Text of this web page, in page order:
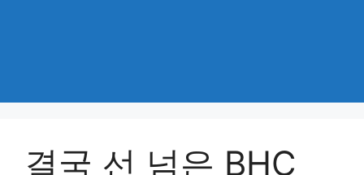
결국 선 넘은 BHC